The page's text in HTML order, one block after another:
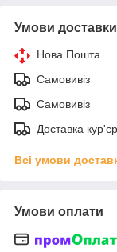
Умови доставки
Нова Пошта
Самовивіз
Самовивіз
Доставка
Всі умови
Умови оплати